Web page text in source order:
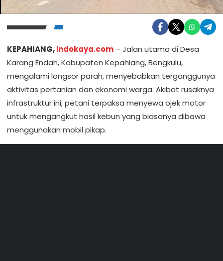
KEPAHIANG,indokaya.com – Jalan utama di Desa
Karang Endah, Kabupaten Kepahiang, Bengkulu,
mengalami longsor parah, menyebabkan terganggunya
aktivitas pertanian dan ekonomi warga. Akibat rusaknya
infrastruktur ini, petani terpaksa menyewa ojek motor
untuk mengangkut hasil kebun yang biasanya dibawa
menggunakan mobil pikap.